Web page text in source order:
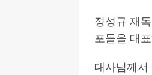
정성규 재
포들을 대
대사님께